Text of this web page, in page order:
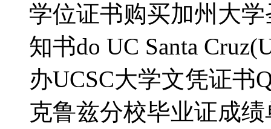
学位证书购买加州大
知书do UC Santa
办UCSC大学文凭证书
克鲁兹分校毕业证成